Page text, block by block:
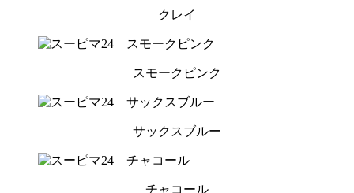
クレイ
スモークピンク
サックスブルー
チャコール